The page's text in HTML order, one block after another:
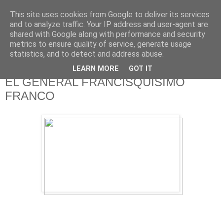
625 RANAS
LA TELEVISIÓN DESDE EL PUNTO DE VISTA BATRACIO
EL GENERAL FRANCISQUÍSIMO
FRANCO
This site uses cookies from Google to deliver its services
and to analyze traffic. Your IP address and user-agent are
shared with Google along with performance and security
metrics to ensure quality of service, generate usage
statistics, and to detect and address abuse.
LEARN MORE GOT IT